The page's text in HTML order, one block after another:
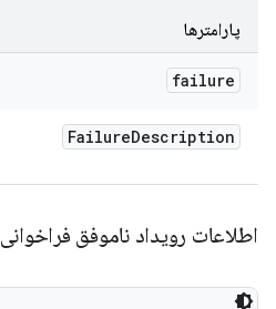
پارامترها
failure
FailureDescription
اطلاعات رویداد ناموفق فراخوانی